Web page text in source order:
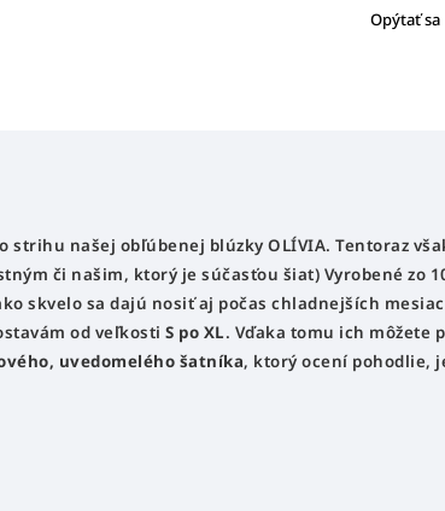
Opýtať sa
strihu našej obľúbenej blúzky OLÍVIA. Tentoraz
či našim, ktorý je súčasťou šiat) Vyrobené zo
skvelo sa dajú nosiť aj počas chladnejších
od veľkosti S po XL. Vďaka tomu ich môžete
uvedomelého šatníka, ktorý ocení pohodlie,